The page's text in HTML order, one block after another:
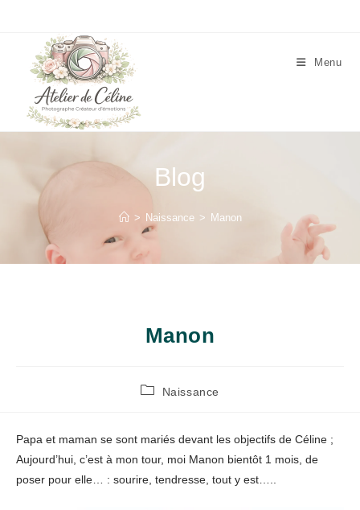
Menu
Blog
> Naissance > Manon
Manon
PostNaissance
Papa et maman se sont mariés devant les objectifs de Céline ;
Aujourd’hui, c’est à mon tour, moi Manon bientôt 1 mois, de
poser pour elle… : sourire, tendresse, tout y est…..